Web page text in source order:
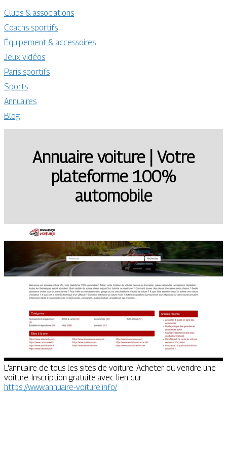
Clubs & associations
Coachs sportifs
Équipement & accessoires
Jeux vidéos
Paris sportifs
Sports
Annuaires
Blog
Annuaire voiture | Votre
plateforme 100%
automobile
L'annuaire de tous les sites de voiture. Acheter ou vendre une
voiture. Inscription gratuite avec lien dur.
https://www.annuaire-voiture.info/